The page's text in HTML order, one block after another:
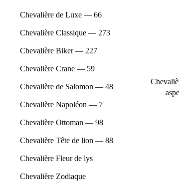
Chevalière de Luxe — 66
Chevalière Classique — 273
Chevalière Biker — 227
Chevalière Crane — 59
Chevalière de Salomon — 48
Chevalière Napoléon — 7
Chevalière Ottoman — 98
Chevalière Tête de lion — 88
Chevalière Fleur de lys
Chevalière Zodiaque